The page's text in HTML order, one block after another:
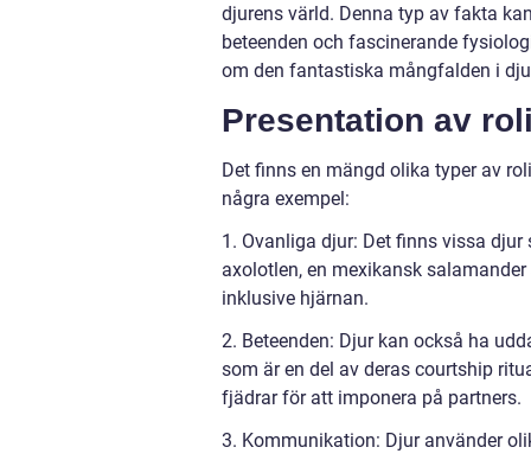
djurens värld. Denna typ av fakta
beteenden och fascinerande
om den fantastiska mångfalden i
Presentation av
Det finns en mängd olika typer av
några exempel:
1. Ovanliga djur: Det finns vissa
axolotlen, en mexikansk
inklusive hjärnan.
2. Beteenden: Djur kan också ha
som är en del av deras courtship
fjädrar för att imponera på partners.
3. Kommunikation: Djur använder